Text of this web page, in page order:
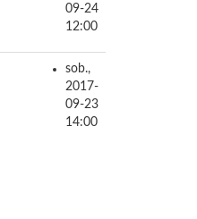
09-24
12:00
sob.,
2017-
09-23
14:00